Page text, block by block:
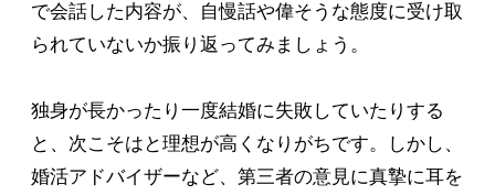
で会話した内容が、自慢話や偉そうな態度に受け取
られていないか振り返ってみましょう。
独身が長かったり一度結婚に失敗していたりする
と、次こそはと理想が高くなりがちです。しかし、
婚活アドバイザーなど、第三者の意見に真摯に耳を